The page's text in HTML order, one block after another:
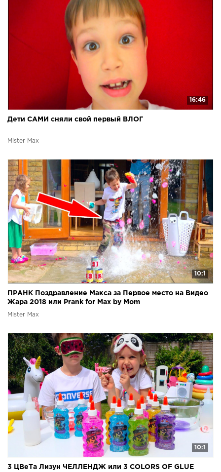
16:46
Дети САМИ сняли свой первый ВЛОГ
Mister Max
10:1
ПРАНК Поздравление Макса за Первое место на Видео
Жара 2018 или Prank for Max by Mom
Mister Max
10:1
3 ЦВеТа Лизун ЧЕЛЛЕНДЖ или 3 COLORS OF GLUE